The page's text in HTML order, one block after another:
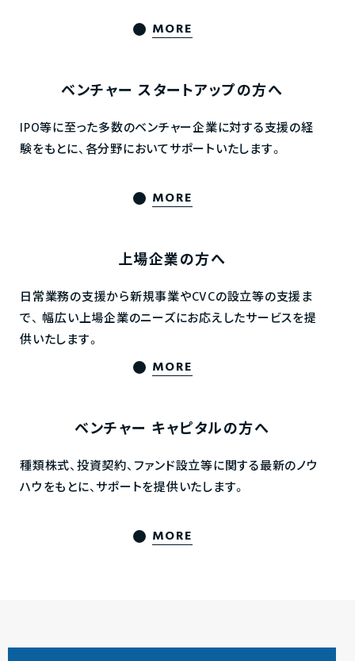
MORE
ベンチャー スタートアップの方へ
IPO等に至った多数のベンチャー企業に対する支援の経
験をもとに、各分野においてサポートいたします。
MORE
上場企業の方へ
日常業務の支援から新規事業やCVCの設立等の支援ま
で、 幅広い上場企業のニーズにお応えしたサービスを提
供いたします。
MORE
ベンチャー キャピタルの方へ
種類株式、投資契約、ファンド設立等に関する最新のノウ
ハウをもとに、サポートを提供いたします。
MORE